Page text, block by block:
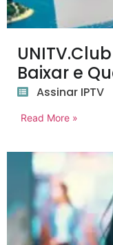
Baixar e
Assinar IPTV
Read More »